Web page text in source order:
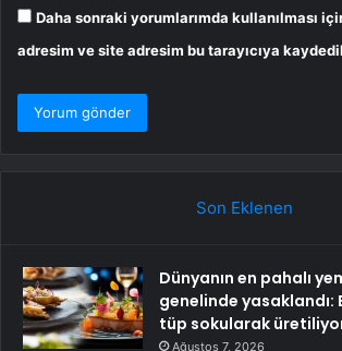
Daha sonraki yorumlarımda kullanılması
adresim ve site adresim bu tarayıcıya
Son Eklenen
Dünyanın en pahalı
genelinde yasaklandı:
tüp sokularak
Ağustos 7, 2026